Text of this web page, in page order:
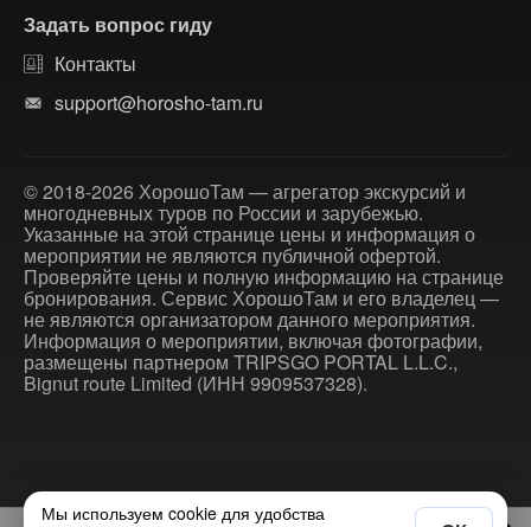
Задать вопрос гиду
Контакты
support@horosho-tam.ru
© 2018-2026 ХорошоТам — агрегатор экскурсий и
многодневных туров по России и зарубежью.
Указанные на этой странице цены и информация о
мероприятии не являются публичной офертой.
Проверяйте цены и полную информацию на странице
бронирования. Сервис ХорошоТам и его владелец —
не являются организатором данного мероприятия.
Информация о мероприятии, включая фотографии,
размещены партнером TRIPSGO PORTAL L.L.C.,
Bignut route Limited (ИНН 9909537328).
Мы используем cookie для удобства